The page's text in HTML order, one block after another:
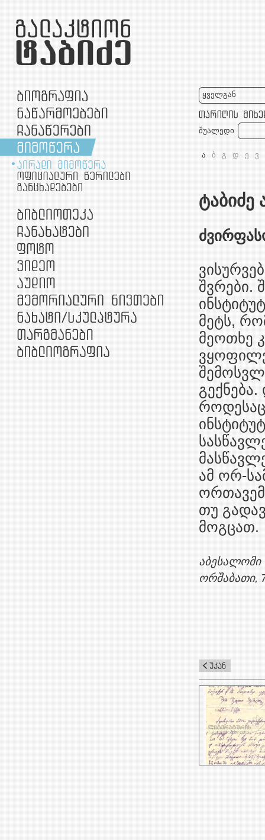
ყველგან
შუალედი
ა ბ გ დ ე ვ
შვრები.
მეტს,
მეოთხე
როდესაც
ამ ორ-
თუ
მოგცათ.
აბესალომი
ორშაბათი,